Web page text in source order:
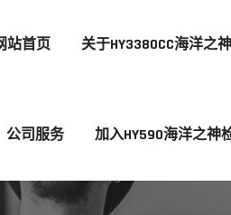
站首页 关于HY3380CC海洋之神
公司服务 加入HY590海洋之神